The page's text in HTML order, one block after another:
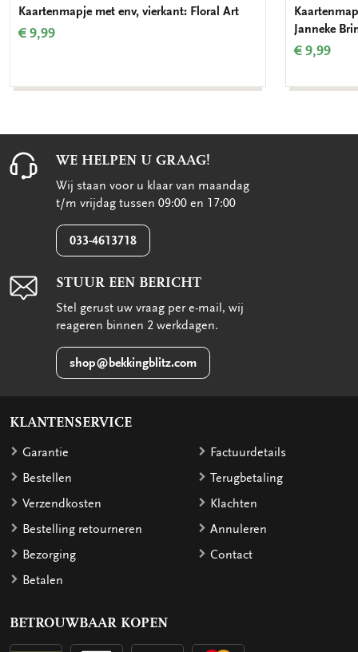
Kaartenmapje met env, vierkant: Floral Art
€ 9,99
Janneke
€ 9,99
WE HELPEN U GRAAG!
Wij staan voor u klaar van maandag
t/m vrijdag tussen 09:00 en 17:00
033-4613718
STUUR EEN BERICHT
Stel gerust uw vraag per e-mail, wij
reageren binnen 2 werkdagen.
shop@bekkingblitz.com
KLANTENSERVICE
Garantie
Bestellen
Verzendkosten
Bestelling retourneren
Bezorging
Betalen
Factuurdetails
Terugbetaling
Klachten
Annuleren
Contact
BETROUWBAAR KOPEN